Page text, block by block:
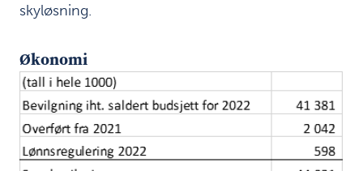
l
e
r
s
o
n
v
skyløsning.
Økonomi